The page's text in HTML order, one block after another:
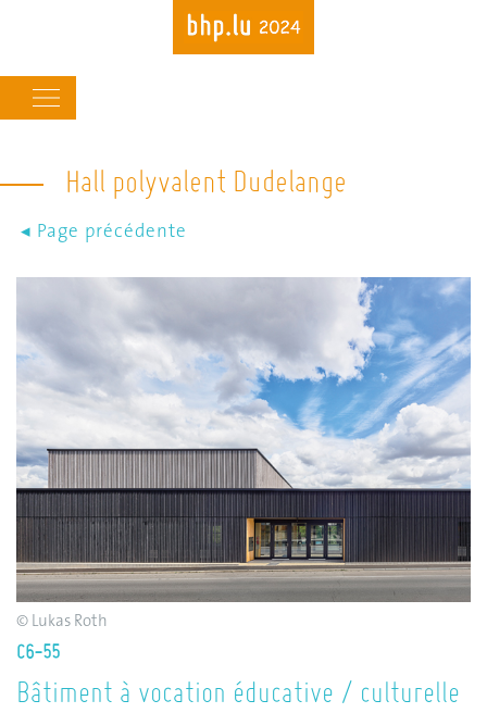
Skip
navigation
Hall polyvalent Dudelange
C6-55
Bâtiment à vocation éducative / culturelle
© Lukas Roth